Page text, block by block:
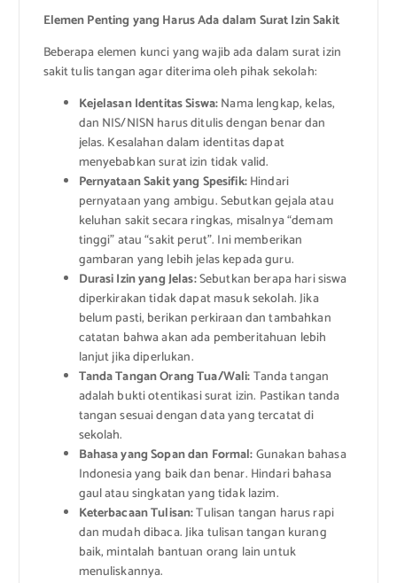
Elemen Penting yang Harus Ada dalam Surat Izin Sakit
Beberapa elemen kunci yang wajib ada dalam surat izin
sakit tulis tangan agar diterima oleh pihak sekolah:
Kejelasan Identitas Siswa:Nama lengkap, kelas,
dan NIS/NISN harus ditulis dengan benar dan
jelas. Kesalahan dalam identitas dapat
menyebabkan surat izin tidak valid.
Pernyataan Sakit yang Spesifik:Hindari
pernyataan yang ambigu. Sebutkan gejala atau
keluhan sakit secara ringkas, misalnya “demam
tinggi” atau “sakit perut”. Ini memberikan
gambaran yang lebih jelas kepada guru.
Durasi Izin yang Jelas:Sebutkan berapa hari siswa
diperkirakan tidak dapat masuk sekolah. Jika
belum pasti, berikan perkiraan dan tambahkan
catatan bahwa akan ada pemberitahuan lebih
lanjut jika diperlukan.
Tanda Tangan Orang Tua/Wali:Tanda tangan
adalah bukti otentikasi surat izin. Pastikan tanda
tangan sesuai dengan data yang tercatat di
sekolah.
Bahasa yang Sopan dan Formal:Gunakan bahasa
Indonesia yang baik dan benar. Hindari bahasa
gaul atau singkatan yang tidak lazim.
Keterbacaan Tulisan:Tulisan tangan harus rapi
dan mudah dibaca. Jika tulisan tangan kurang
baik, mintalah bantuan orang lain untuk
menuliskannya.